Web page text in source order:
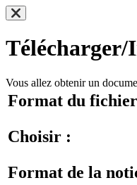
Vous allez obtenir un
Format du
Choisir :
Format de la